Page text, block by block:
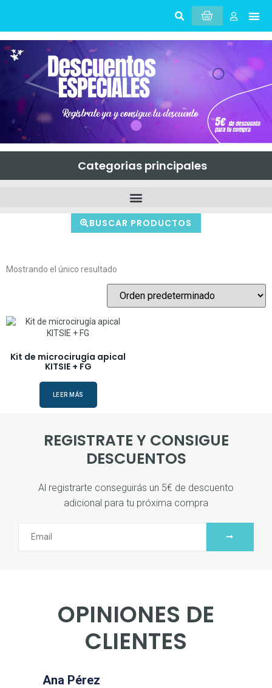
Categorias principales
BUSCAR PRODUCTOS
Mostrando el único resultado
Kit de microcirugía apical
KITSIE + FG
LEER MÁS
REGISTRATE Y CONSIGUE
DESCUENTOS
Al registrarte conseguirás un 5€ de descuento
adicional para tu próxima compra
OPINIONES DE
CLIENTES
Ana Pérez